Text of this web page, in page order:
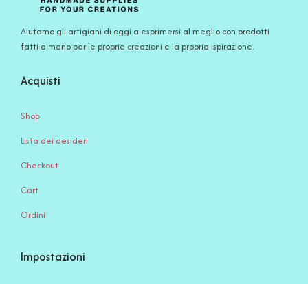
Aiutamo gli artigiani di oggi a esprimersi al meglio con prodotti
fatti a mano per le proprie creazioni e la propria ispirazione.
Acquisti
Shop
Lista dei desideri
Checkout
Cart
Ordini
Impostazioni